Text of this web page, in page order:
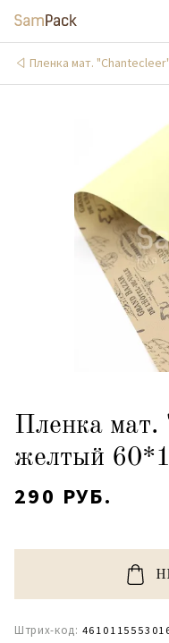
Пленка мат.
Пленка мат.
желтый
290 РУБ.
Штрих-код: